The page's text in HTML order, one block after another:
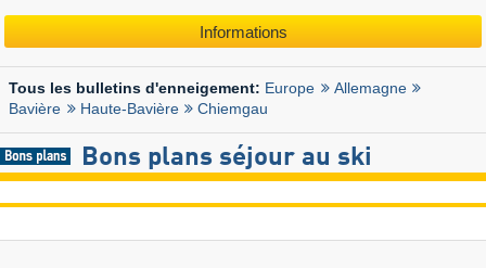
Informations
Tous les bulletins d'enneigement: Europe
Allemagne
Bavière
Haute-Bavière Chiemgau
Bons plans séjour au ski